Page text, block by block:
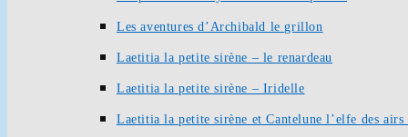
Les aventures d’Archibald le grillon
Laetitia la petite sirène – le renardeau
Laetitia la petite sirène – Iridelle
Laetitia la petite sirène et Cantelune l’elfe des airs